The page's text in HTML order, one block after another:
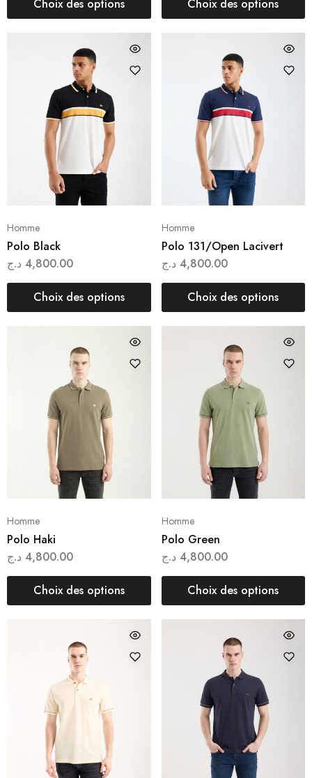
Choix des options Choix des options
Homme
Polo Black
4,800.00 د.ج
Choix des options
Homme
Polo 131/Open Lacivert
4,800.00 د.ج
Choix des options
Homme
Polo Haki
4,800.00 د.ج
Choix des options
Homme
Polo Green
4,800.00 د.ج
Choix des options